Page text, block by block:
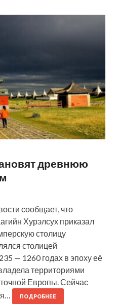
древнюю
сообщает, что
Хурэлсух приказал
столицу
столицей
— 1260 годах в эпоху её
территориями
Европы. Сейчас
ПОДРОБНЕЕ